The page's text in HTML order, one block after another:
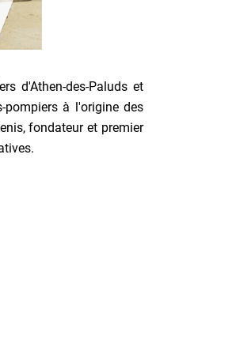
d'Athen-des-Paluds et
pompiers à l'origine des
fondateur et premier